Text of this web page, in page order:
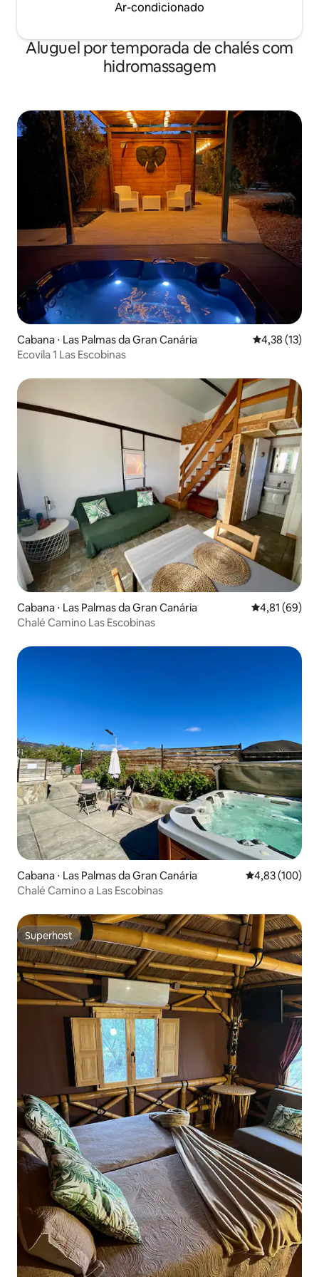
Ar-condicionado
Aluguel por temporada de chalés com
hidromassagem
Cabana ⋅ Las Palmas da Gran Canária 4,38 de uma
4,38 (13)
Ecovila 1 Las Escobinas
Cabana ⋅ Las Palmas da Gran Canária 4,81 de uma
4,81 (69)
Chalé Camino Las Escobinas
Cabana ⋅ Las Palmas da Gran Canária 4,83 de uma
4,83 (100)
Chalé Camino a Las Escobinas
Superhost
Superhost